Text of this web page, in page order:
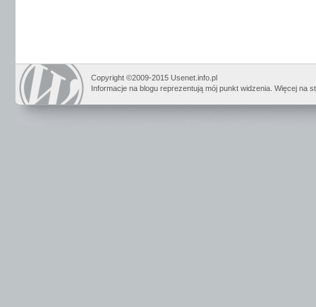
Copyright ©2009-2015 Usenet.info.pl
Informacje na blogu reprezentują mój punkt widzenia. Więcej na